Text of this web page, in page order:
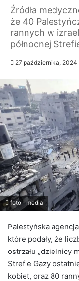
Źródła
że 40
rannych w
północnej
27 października, 2024
foto - media
Palestyńska
które podały, że
ostrzału „dzielnicy
Strefie Gazy
kobiet, oraz 80